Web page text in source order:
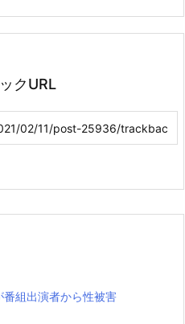
クURL
番組出演者から性被害